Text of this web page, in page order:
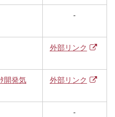
-
外部リンク
開発気
外部リンク
-